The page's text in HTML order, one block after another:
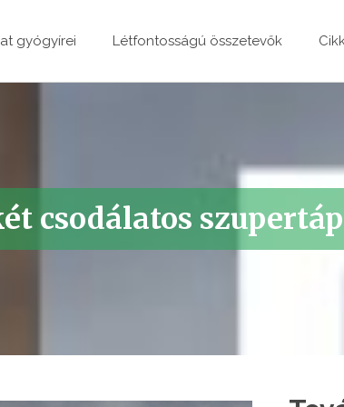
gyógyírei Létfontosságú összetevők
csodálatos